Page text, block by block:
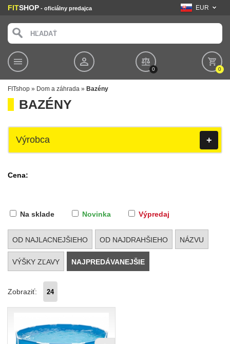
FITSHOP - oficiálny predajca EUR
0 0
FITshop » Dom a záhrada » Bazény
BAZÉNY
Výrobca +
Cena:
Na sklade Novinka Výpredaj
OD NAJLACNEJŠIEHO OD NAJDRAHŠIEHO NÁZVU
VÝŠKY ZĽAVY NAJPREDÁVANEJŠIE
Zobraziť: